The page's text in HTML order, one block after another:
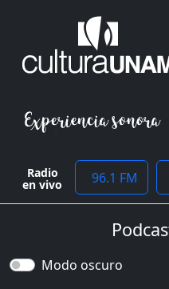
Radio
en vivo 96.1 FM
Modo oscuro